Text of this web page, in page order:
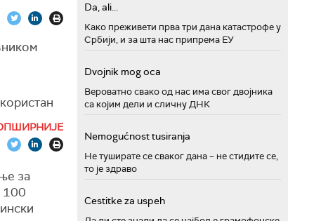
и
најбржи
за
100
Da, ali...
Како преживети прва три дана катастрофе у
Србији, и за шта нас припрема ЕУ
Dvojnik mog oca
Вероватно свако од нас има свог двојника
са којим дели и сличну ДНК
Nemogućnost tusiranja
Не туширате се сваког дана – не стидите се,
то је здраво
Cestitke za uspeh